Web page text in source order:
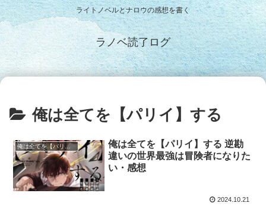
ライトノベルとナロウの感想を書く
ラノベ読了ログ
俺は全てを【パリイ】する
俺は全てを【パリイ】する
俺は全てを【パリイ】する 逆勘
違いの世界最強は冒険者になりた
い・感想
2024.10.21